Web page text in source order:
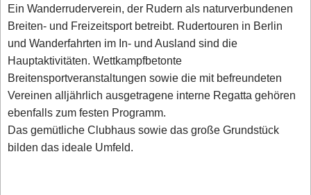
Ein Wanderruderverein, der Rudern als naturverbundenen
Breiten- und Freizeitsport betreibt. Rudertouren in Berlin
und Wanderfahrten im In- und Ausland sind die
Hauptaktivitäten. Wettkampfbetonte
Breitensportveranstaltungen sowie die mit befreundeten
Vereinen alljährlich ausgetragene interne Regatta gehören
ebenfalls zum festen Programm.
Das gemütliche Clubhaus sowie das große Grundstück
bilden das ideale Umfeld.